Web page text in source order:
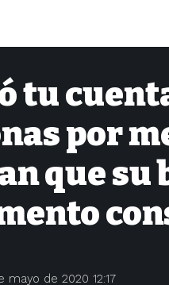
tu
por
que
mayo de 2020 12:17